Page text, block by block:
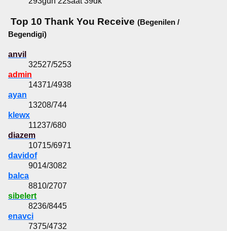
Top 10 Thank You Receive (Begenilen /
Begendigi)
anvil
32527/5253
admin
14371/4938
ayan
13208/744
klewx
11237/680
diazem
10715/6971
davidof
9014/3082
balca
8810/2707
sibelert
8236/8445
enavci
7375/4732